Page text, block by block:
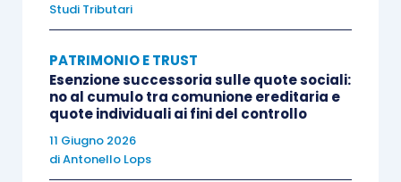
Le visioni delle due sezioni della Cassazione
sono evidentemente contrapposte
sostenuta la validità dell’una o dell’altra (o di
nessuna delle due, come di fatto fa l’Agenzia
delle entrate),ma cercarle di conciliare
fatto lasentenza n. 1518/01/2018 della CTR
Studi Tributari
PATRIMONIO E TRUST
Esenzione successoria sulle quote sociali:
no al cumulo tra comunione ereditaria e
quote individuali ai fini del controllo
11 Giugno 2026
diAntonello Lops